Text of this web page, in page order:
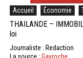
Accueil Économie
THAILANDE –
loi
Journaliste : Redaction